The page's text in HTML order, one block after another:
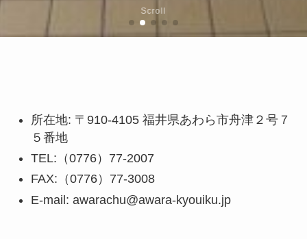
Scroll
所在地: 〒910-4105 福井県あわら市舟津２号７
５番地
TEL:（0776）77-2007
FAX:（0776）77-3008
E-mail: awarachu@awara-kyouiku.jp